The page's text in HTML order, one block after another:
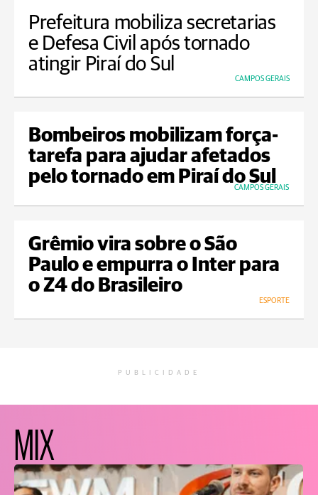
Prefeitura mobiliza secretarias
e Defesa Civil após tornado
atingir Piraí do Sul
CAMPOS GERAIS
Bombeiros mobilizam força-
tarefa para ajudar afetados
pelo tornado em Piraí do Sul
CAMPOS GERAIS
Grêmio vira sobre o São
Paulo e empurra o Inter para
o Z4 do Brasileiro
ESPORTE
PUBLICIDADE
MIX